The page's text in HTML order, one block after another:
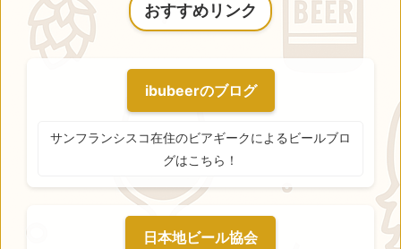
おすすめリンク
ibubeerのブログ
サンフランシスコ在住のビアギークによるビールブロ
グはこちら！
日本地ビール協会